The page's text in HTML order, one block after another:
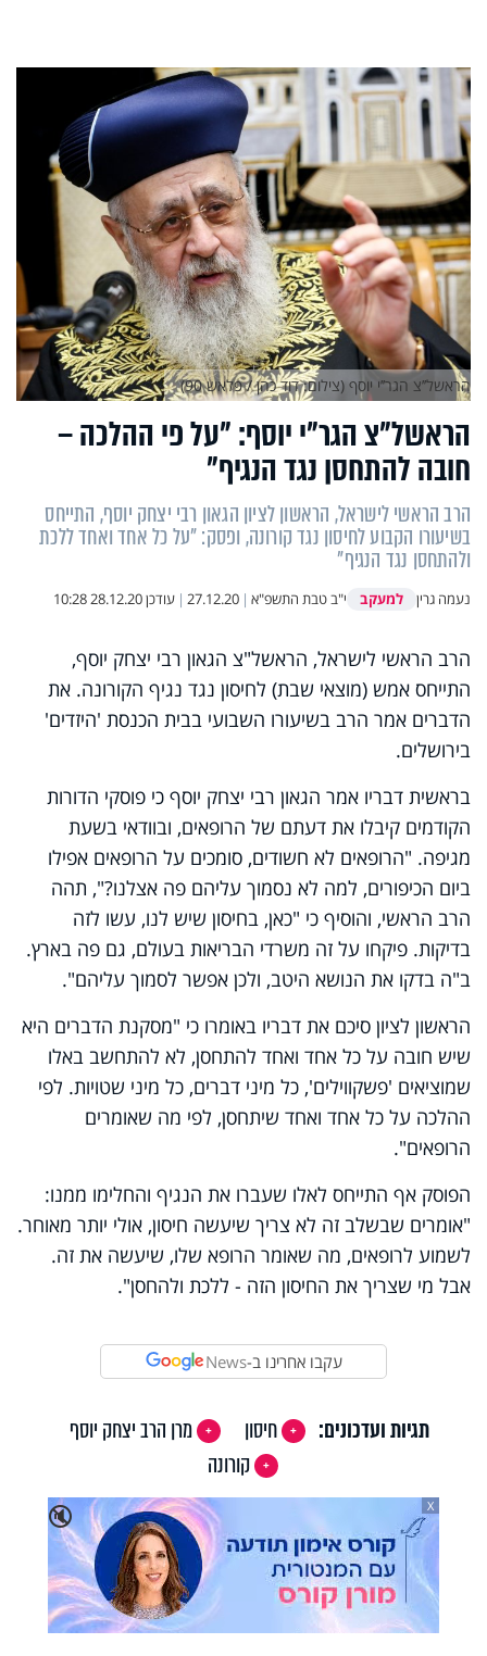
הראשל"צ הגר"י יוסף: "על פי ההלכה –
חובה להתחסן נגד הנגיף"
הרב הראשי לישראל, הראשון לציון הגאון רבי יצחק יוסף, התייחס
בשיעורו הקבוע לחיסון נגד קורונה, ופסק: "על כל אחד ואחד ללכת
ולהתחסן נגד הנגיף"
נעמה גרין למעקב י"ב טבת התשפ"א |
27.12.20
| עודכן28.12.20 10:28
הראשל’’צ הגר’’י יוסף (צילום: דוד כהן / פלאש 90)
הרב הראשי לישראל, הראשל"צ הגאון רבי יצחק יוסף,
התייחס אמש (מוצאי שבת) לחיסון נגד נגיף הקורונה. את
הדברים אמר הרב בשיעורו השבועי בבית הכנסת 'היזדים'
בירושלים.
בראשית דבריו אמר הגאון רבי יצחק יוסף כי פוסקי הדורות
הקודמים קיבלו את דעתם של הרופאים, ובוודאי בשעת
מגיפה. "הרופאים לא חשודים, סומכים על הרופאים אפילו
ביום הכיפורים, למה לא נסמוך עליהם פה אצלנו?", תהה
הרב הראשי, והוסיף כי "כאן, בחיסון שיש לנו, עשו לזה
בדיקות. פיקחו על זה משרדי הבריאות בעולם, גם פה בארץ.
ב"ה בדקו את הנושא היטב, ולכן אפשר לסמוך עליהם"
.
הראשון לציון סיכם את דבריו באומרו כי "מסקנת הדברים היא
שיש חובה על כל אחד ואחד להתחסן, לא להתחשב באלו
שמוציאים 'פשקווילים', כל מיני דברים, כל מיני שטויות. לפי
ההלכה על כל אחד ואחד שיתחסן, לפי מה שאומרים
הרופאים".
הפוסק אף התייחס לאלו שעברו את הנגיף והחלימו ממנו:
"אומרים שבשלב זה לא צריך שיעשה חיסון, אולי יותר מאוחר.
לשמוע לרופאים, מה שאומר הרופא שלו, שיעשה את זה.
אבל מי שצריך את החיסון הזה - ללכת ולהחסן".
עקבו אחרינו ב-News
תגיות ועדכונים: חיסון
מרן הרב יצחק יוסף
קורונה
🔇
X